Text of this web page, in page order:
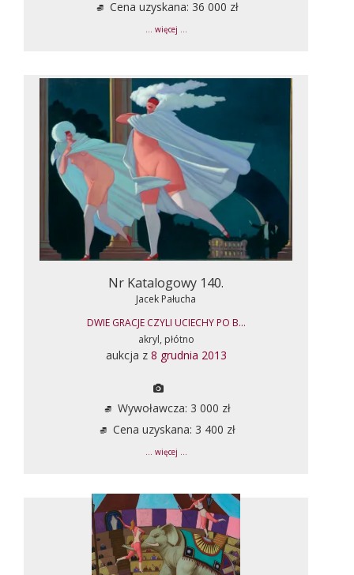
Cena uzyskana: 36 000 zł
... więcej ...
Nr Katalogowy 140.
Jacek Pałucha
DWIE GRACJE CZYLI UCIECHY PO B...
akryl, płótno
aukcja z 8 grudnia 2013
Wywoławcza: 3 000 zł
Cena uzyskana: 3 400 zł
... więcej ...